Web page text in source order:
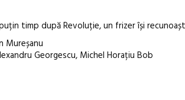
puțin timp după Revoluție, un frizer își
Mureșanu
Georgescu, Michel Horațiu Bob